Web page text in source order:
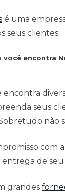
é uma
seus clientes.
você encontra
encontra
seus
não
com
de seu
grandes